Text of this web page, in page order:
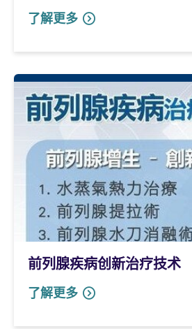
了解更多
前列腺疾病创新治疗技术
了解更多